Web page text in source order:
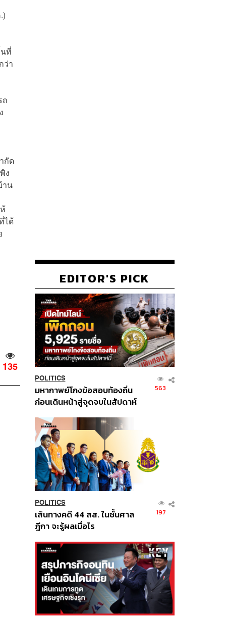
ที่
ว่า
ถ
กัด
ง
าน
ได้
135
EDITOR'S PICK
POLITICS
มหากาพย์โกงข้อสอบท้องถิ่น
ก่อนเดินหน้าสู่จุดจบในสัปดาห์
563
POLITICS
เส้นทางคดี 44 สส. ในชั้นศาล
ฎีกา จะรู้ผลเมื่อไร
197